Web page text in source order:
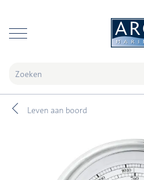
Leven aan boord